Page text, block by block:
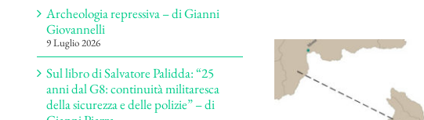
Archeologia repressiva – di Gianni
Giovannelli
9 Luglio 2026
Sul libro di Salvatore Palidda: “25
anni dal G8: continuità militaresca
della sicurezza e delle polizie” – di